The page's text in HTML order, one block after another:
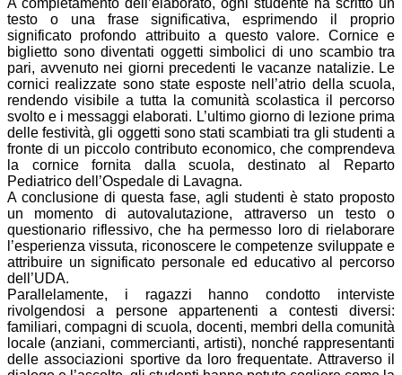
A completamento dell’elaborato, ogni studente ha scritto un
testo o una frase significativa, esprimendo il proprio
significato profondo attribuito a questo valore. Cornice e
biglietto sono diventati oggetti simbolici di uno scambio tra
pari, avvenuto nei giorni precedenti le vacanze natalizie. Le
cornici realizzate sono state esposte nell’atrio della scuola,
rendendo visibile a tutta la comunità scolastica il percorso
svolto e i messaggi elaborati. L’ultimo giorno di lezione prima
delle festività, gli oggetti sono stati scambiati tra gli studenti a
fronte di un piccolo contributo economico, che comprendeva
la cornice fornita dalla scuola, destinato al Reparto
Pediatrico dell’Ospedale di Lavagna.
A conclusione di questa fase, agli studenti è stato proposto
un momento di autovalutazione, attraverso un testo o
questionario riflessivo, che ha permesso loro di rielaborare
l’esperienza vissuta, riconoscere le competenze sviluppate e
attribuire un significato personale ed educativo al percorso
dell’UDA.
Parallelamente, i ragazzi hanno condotto interviste
rivolgendosi a persone appartenenti a contesti diversi:
familiari, compagni di scuola, docenti, membri della comunità
locale (anziani, commercianti, artisti), nonché rappresentanti
delle associazioni sportive da loro frequentate. Attraverso il